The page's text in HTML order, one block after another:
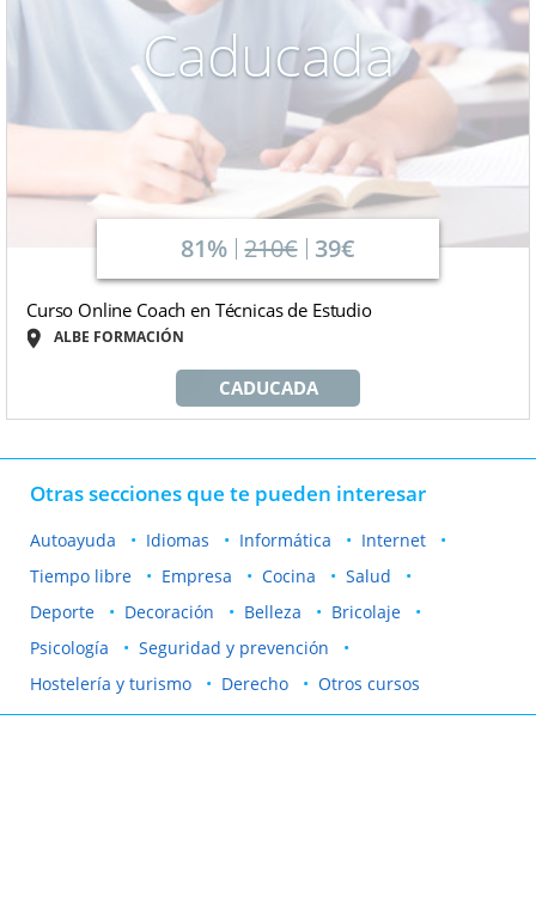
Caducada
81% 210€ 39€
Curso Online Coach en Técnicas de Estudio
ALBE FORMACIÓN
CADUCADA
Otras secciones que te pueden interesar
Autoayuda Idiomas Informática
Internet
Tiempo libre
Empresa Cocina
Salud
Deporte
Decoración Belleza
Bricolaje
Psicología
Seguridad y prevención
Hostelería y turismo
Derecho Otros cursos